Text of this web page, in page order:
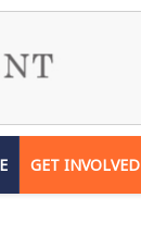
GET INVOLVED